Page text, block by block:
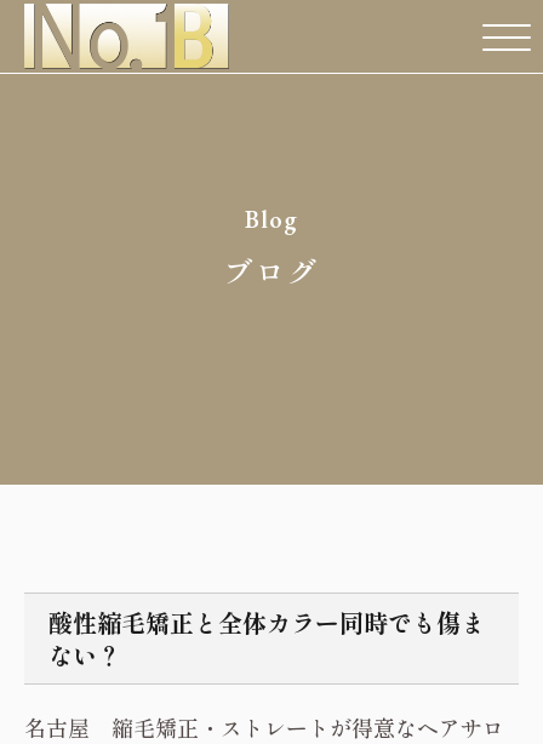
Blog
ブログ
酸性縮毛矯正と全体カラー同時でも傷ま
ない？
名古屋 縮毛矯正・ストレートが得意なヘアサロ